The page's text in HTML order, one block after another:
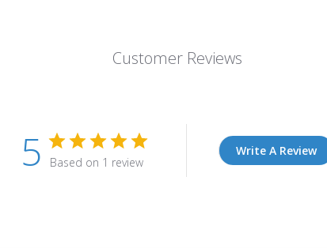
Customer Reviews
5 Based on 1 review
Write A Review